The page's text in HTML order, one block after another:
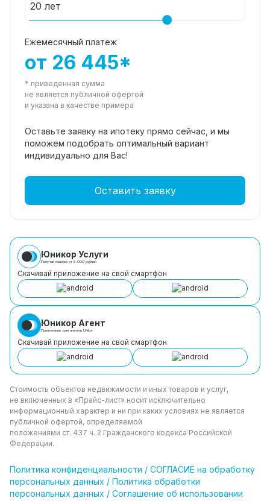
Ежемесячный платеж
от 26 445*
* приведенная сумма
не является публичной офертой
и указана в качестве примера
Оставьте заявку на ипотеку прямо сейчас, и мы
поможем подобрать оптимальный вариант
индивидуально для Вас!
Оставить заявку
Юникор Услуги
Получай кешбэк от 5 000 рублей
Скачивай приложение на свой смартфон
Юникор Агент
Приложение для агентов Unikor
Скачивай приложение на свой смартфон
Стоимость объектов недвижимости и иных товаров и услуг,
не включенных в «Прайс-лист» носит исключительно
информационный характер и ни при каких условиях не является
публичной офертой, определяемой
положениями ст. 437 ч. 2 Гражданского кодекса Российской
Федерации.
Политика конфиденциальности / СОГЛАСИЕ на обработку
персональных данных / Политика обработки
персональных данных / Соглашение об использовании